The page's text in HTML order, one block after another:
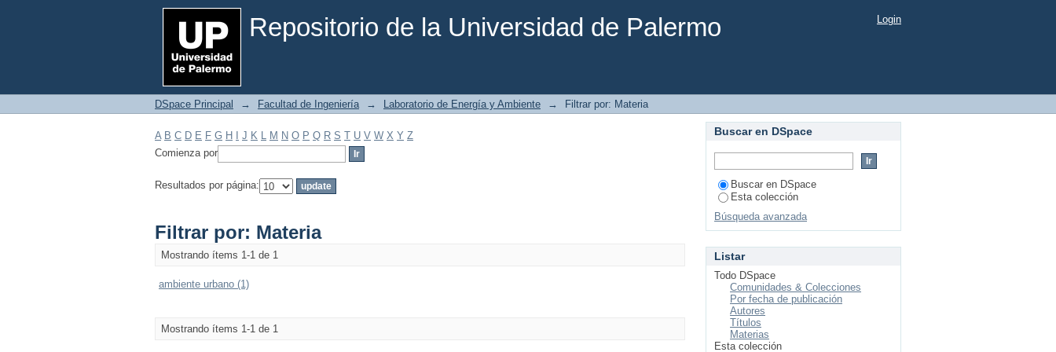
Repositorio de la Universidad de Palermo
Filtrar por: Materia Login
DSpace Principal → Facultad de Ingeniería → Laboratorio de Energía y Ambiente → Filtrar por: Materia
A B C D E F G H J K L M N O P Q R S T U V W X Y Z
Comienza por
Resultados por página:
Filtrar por: Materia
Mostrando ítems 1-1 de 1
ambiente urbano (1)
Mostrando ítems 1-1 de 1
Buscar en DSpace
Buscar en DSpace
Esta colección
Búsqueda avanzada
Listar
Todo DSpace
Comunidades & Colecciones
Por fecha de publicación
Autores
Títulos
Materias
Esta colección